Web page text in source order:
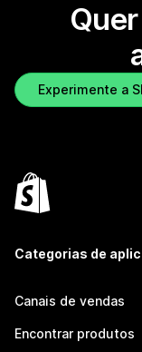
Experimente a
Categorias de
Canais de vendas
Encontrar produtos